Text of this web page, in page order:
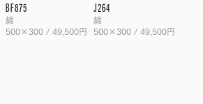
BF875
綿
500×300 / 49,500円
J264
綿
500×300 / 49,500円